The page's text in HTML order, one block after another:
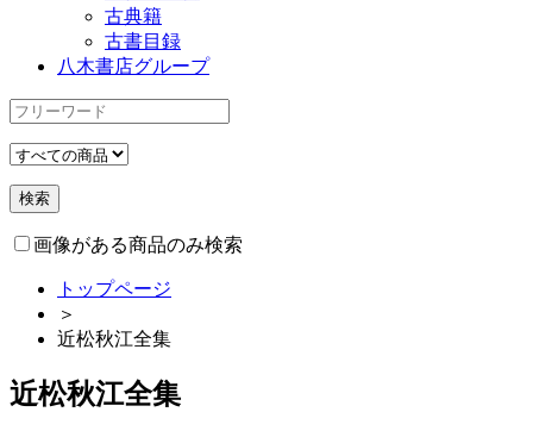
古典籍
古書目録
八木書店グループ
画像がある商品のみ検索
トップページ
＞
近松秋江全集
近松秋江全集